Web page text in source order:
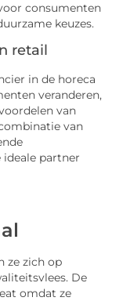
consumenten
keuzes.
retail
in de horeca
veranderen,
van
van
partner
ze zich op
De
omdat ze